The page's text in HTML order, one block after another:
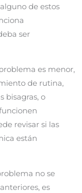
de estos
ser
es menor,
de rutina,
bisagras, o
revisar si las
están
no se
es